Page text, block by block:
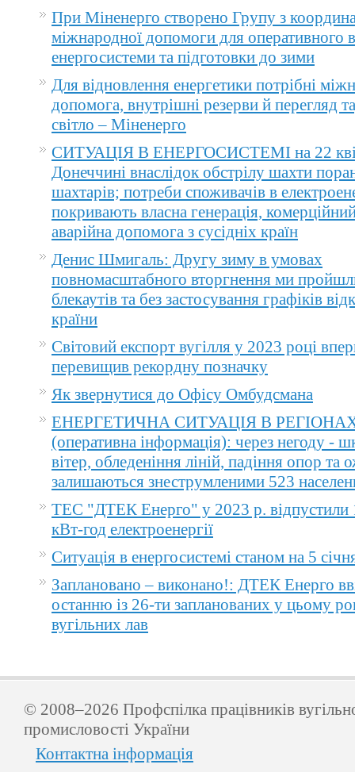
При Міненерго створено Групу з
міжнародної допомоги для оперативного
енергосистеми та підготовки до зими
Для відновлення енергетики потрібні
допомога, внутрішні резерви й перегляд
світло – Міненерго
СИТУАЦІЯ В ЕНЕРГОСИСТЕМІ на 22
Донеччині внаслідок обстрілу шахти
шахтарів; потреби споживачів в
покривають власна генерація,
аварійна допомога з сусідніх країн
Денис Шмигаль: Другу зиму в умовах
повномасштабного вторгнення ми
блекаутів та без застосування графіків
країни
Світовий експорт вугілля у 2023 році
перевищив рекордну позначку
Як звернутися до Офісу Омбудсмана
ЕНЕРГЕТИЧНА СИТУАЦІЯ В
(оперативна інформація): через негоду -
вітер, обледеніння ліній, падіння опор та
залишаються знеструмленими 523
ТЕС "ДТЕК Енерго" у 2023 р. відпустили
кВт-год електроенергії
Ситуація в енергосистемі станом на 5
Заплановано – виконано!: ДТЕК Енерго
останню із 26-ти запланованих у цьому
вугільних лав
© 2008–2026 Профспілка працівників
промисловості України
Контактна інформація